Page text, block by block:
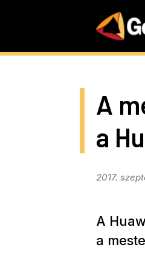
A
a
2017.
A
a